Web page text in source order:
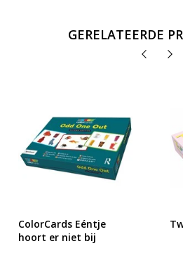
GERELATEERDE
ColorCards Eéntje
hoort er niet bij